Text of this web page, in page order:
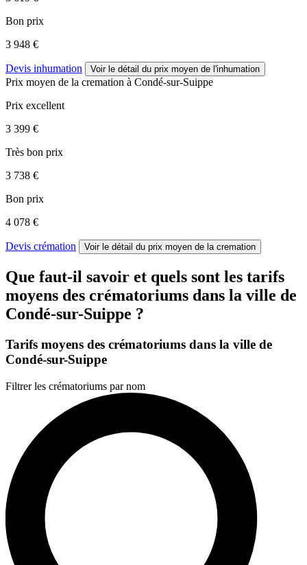
Bon prix
3 948 €
Devis inhumation Voir le détail du prix moyen de l'inhumation
Prix moyen de la cremation à Condé-sur-Suippe
Prix excellent
3 399 €
Très bon prix
3 738 €
Bon prix
4 078 €
Devis crémation Voir le détail du prix moyen de la cremation
Que faut-il savoir et quels sont les tarifs
moyens des crématoriums dans la ville de
Condé-sur-Suippe ?
Tarifs moyens des crématoriums dans la ville de
Condé-sur-Suippe
Filtrer les crématoriums par nom